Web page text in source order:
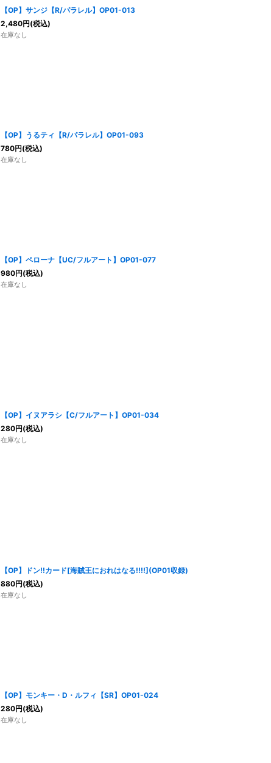
【OP】サンジ【R/パラレル】OP01-013
2,480円(税込)
在庫なし
【OP】うるティ【R/パラレル】OP01-093
780円(税込)
在庫なし
【OP】ペローナ【UC/フルアート】OP01-077
980円(税込)
在庫なし
【OP】イヌアラシ【C/フルアート】OP01-034
280円(税込)
在庫なし
【OP】ドン!!カード[海賊王におれはなる!!!!](OP01収録)
880円(税込)
在庫なし
【OP】モンキー・D・ルフィ【SR】OP01-024
280円(税込)
在庫なし